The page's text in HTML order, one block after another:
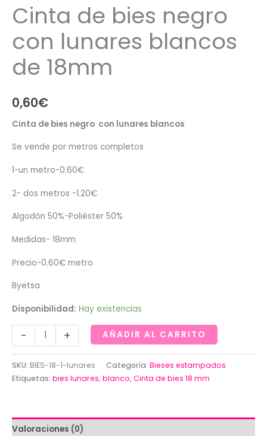
Cinta de bies negro
con lunares blancos
de 18mm
0,60€
Cinta de bies negro con lunares blancos
Se vende por metros completos
1-un metro-0.60€
2- dos metros -1.20€
Algodón 50%-Poliéster 50%
Medidas- 18mm
Precio-0.60€ metro
Byetsa
Disponibilidad: Hay existencias
-
de
bies
negro
blancos
+ AÑADIR AL CARRITO
SKU: BIES-18-1-lunares Categoría: Bieses estampados
Etiquetas: bies lunares,blanco,Cinta de bies 18 mm
Valoraciones (0)